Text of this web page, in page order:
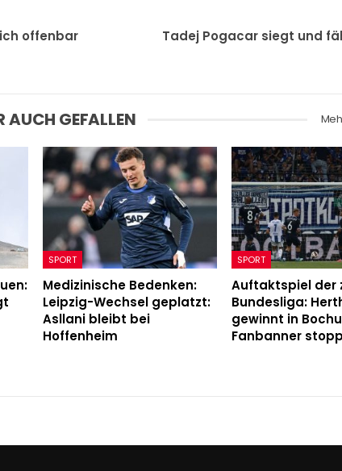
offenbar
Tadej Pogacar siegt und
AUCH GEFALLEN
SPORT
Medizinische Bedenken:
Leipzig-Wechsel geplatzt:
Asllani bleibt bei
Hoffenheim
SPORT
Auftaktspiel der
Bundesliga:
gewinnt in
Fanbanner